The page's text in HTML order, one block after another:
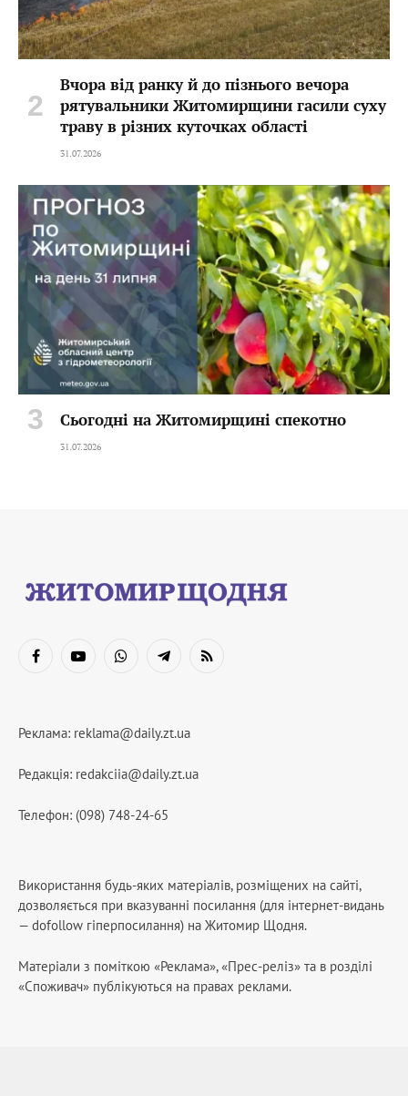
Вчора від ранку й до пізнього вечора
рятувальники Житомирщини гасили суху
траву в різних куточках області
31.07.2026
Сьогодні на Житомирщині спекотно
31.07.2026
FacebookYouTubeWhatsAppTelegramRSS
Реклама: reklama@daily.zt.ua
Редакція: redakciia@daily.zt.ua
Телефон: (098) 748-24-65
Використання будь-яких матеріалів, розміщених на сайті,
дозволяється при вказуванні посилання (для інтернет-видань
— dofollow гіперпосилання) на Житомир Щодня.
Матеріали з поміткою «Реклама», «Прес-реліз» та в розділі
«Споживач» публікуються на правах реклами.